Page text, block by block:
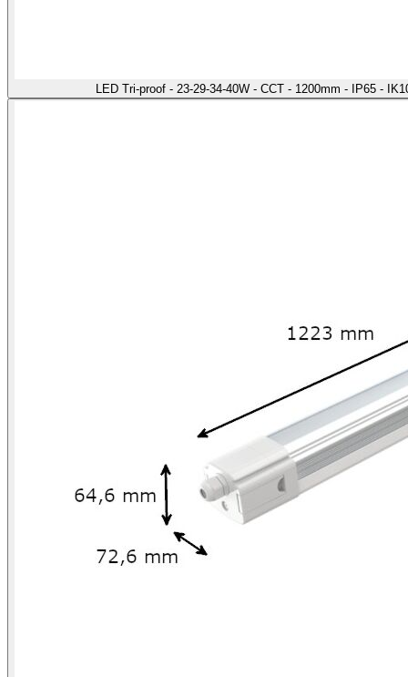
LED Tri-proof - 23-29-34-40W - CCT - 1200mm - IP65 -